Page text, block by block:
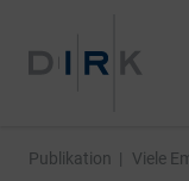
Publikation | Viele